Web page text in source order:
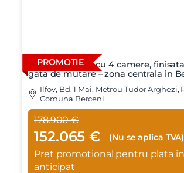
PROMOTIE
Vila individuala cu 4 camere,
gata de mutare – zona centrala in
Ilfov, Bd. 1 Mai, Metrou Tudor Arghezi,
Comuna Berceni
178.900 €
152.065 € (Nu se aplica TVA)
Pret promotional pentru plata
anticipat
Vreau sa fiu contactat
Nume